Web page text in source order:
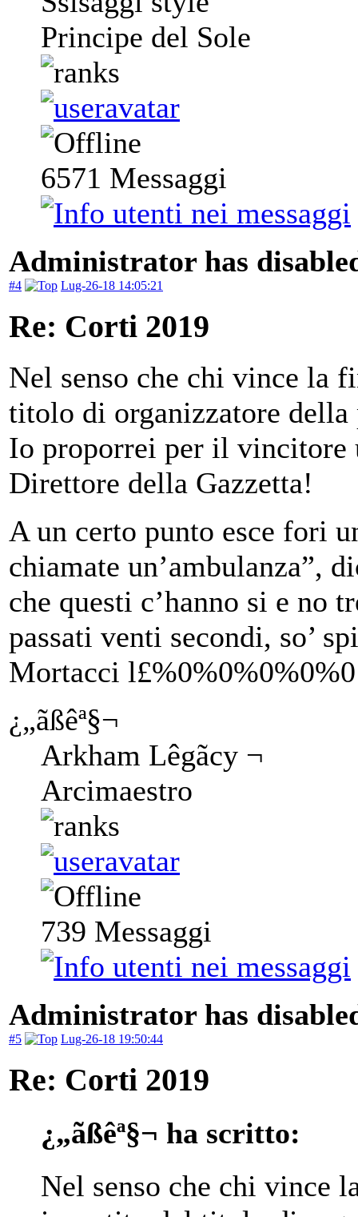
Principe del Sole
6571 Messaggi
Administrator has
#4 Lug-26-18 14:05:21
Re: Corti 2019
Nel senso che chi vince la
titolo di organizzatore della
Io proporrei per il vincitore
Direttore della Gazzetta!
A un certo punto esce fori
chiamate un’ambulanza”,
che questi c’hanno si e no
passati venti secondi, so’
Mortacci l£%0%0%0%0%0
¿„ãßêª§¬
Arkham Lêgãcy ¬
Arcimaestro
739 Messaggi
Administrator has
#5 Lug-26-18 19:50:44
Re: Corti 2019
¿„ãßêª§¬ ha scritto:
Nel senso che chi vince